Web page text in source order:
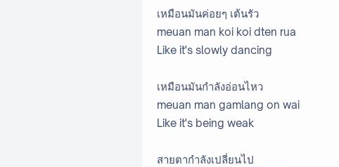
เหมือนมันค่อยๆ เต้นรัว
meuan man koi koi dten rua
Like it's slowly dancing
เหมือนมันกำลังอ่อนไหว
meuan man gamlang on wai
Like it's being weak
สายตากำลังเปลี่ยนไป